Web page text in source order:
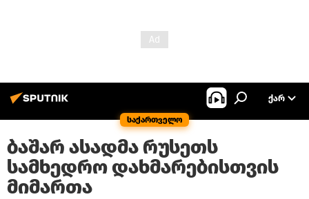
საქართველო
ᲥᲐᲠ
ბაშარ ასადმა რუსეთს
სამხედრო დახმარებისთვის
მიმართა